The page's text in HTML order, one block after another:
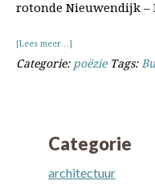
rotonde Nieuwendijk –
[Lees meer…]
Dietvorst
Categorie: poëzie Tags:
Categorie
architectuur